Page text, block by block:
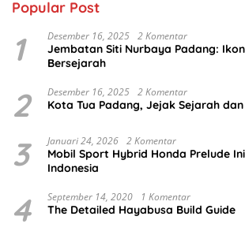
Popular Post
1 Desember 16, 2025 2 Komentar
Jembatan Siti Nurbaya Padang:
Bersejarah
2 Desember 16, 2025 2 Komentar
Kota Tua Padang, Jejak Sejarah
3 Januari 24, 2026 2 Komentar
Mobil Sport Hybrid Honda Prelude
Indonesia
4 September 14, 2020 1 Komentar
The Detailed Hayabusa Build Guide